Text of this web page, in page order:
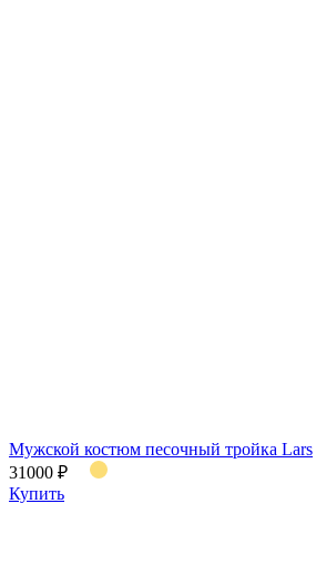
Мужской костюм песочный тройка Lars
31000 ₽
Купить